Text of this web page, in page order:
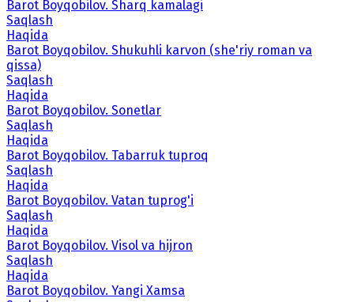
Barot Boyqobilov. Sharq kamalagi
Saqlash
Haqida
Barot Boyqobilov. Shukuhli karvon (she'riy roman va
qissa)
Saqlash
Haqida
Barot Boyqobilov. Sonetlar
Saqlash
Haqida
Barot Boyqobilov. Tabarruk tuproq
Saqlash
Haqida
Barot Boyqobilov. Vatan tuprog'i
Saqlash
Haqida
Barot Boyqobilov. Visol va hijron
Saqlash
Haqida
Barot Boyqobilov. Yangi Xamsa